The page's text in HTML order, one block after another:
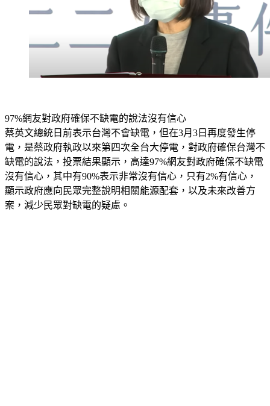
蔡英文總統日前表示台灣不會缺電，但在3月3日再度發生停
電，是蔡政府執政以來第四次全台大停電，對政府確保台灣不
缺電的說法，投票結果顯示，高達97%網友對政府確保不缺電
沒有信心，其中有90%表示非常沒有信心，只有2%有信心，
顯示政府應向民眾完整說明相關能源配套，以及未來改善方
案，減少民眾對缺電的疑慮。